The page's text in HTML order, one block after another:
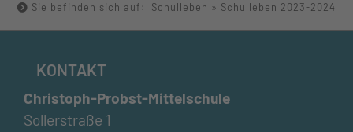
Sie befinden sich auf: Schulleben » Schulleben 2023-2024
KONTAKT
Christoph-Probst-Mittelschule
Sollerstraße 1